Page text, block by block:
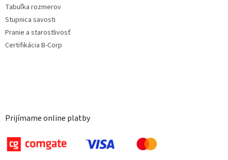
Tabuľka rozmerov
Stupnica savosti
Pranie a starostlivosť
Certifikácia B-Corp
Prijímame online platby